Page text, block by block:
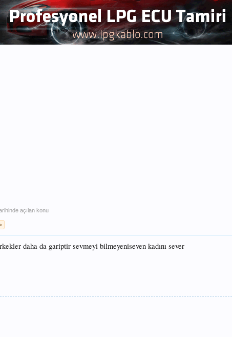
açılan konu
daha da gariptir sevmeyi bilmeyeniseven kadını sever